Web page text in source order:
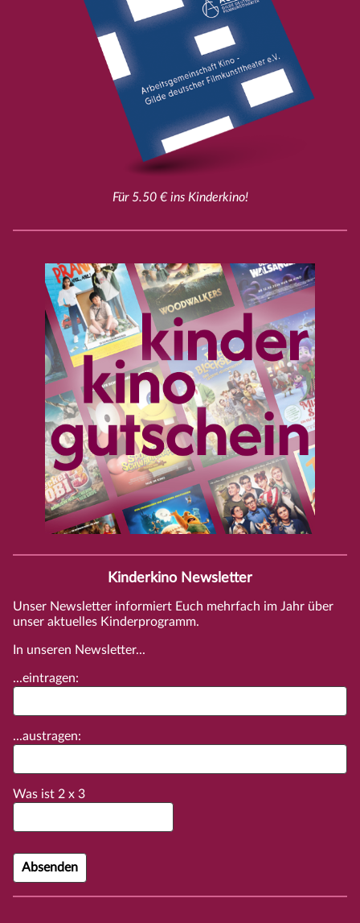
Für 5.50 € ins Kinderkino!
Kinderkino Newsletter
Unser Newsletter informiert Euch mehrfach im Jahr über
unser aktuelles Kinderprogramm.
In unseren Newsletter...
...eintragen:
...austragen:
Was ist 2 x 3